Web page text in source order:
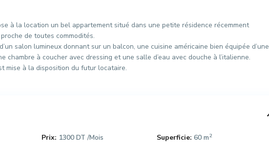
à la location un bel appartement situé dans une petite résidence récemment
de toutes commodités.
salon lumineux donnant sur un balcon, une cuisine américaine bien équipée d’une
chambre à coucher avec dressing et une salle d’eau avec douche à l’italienne.
mise à la disposition du futur locataire.
Prix: 1300 DT /Mois Superficie: 60 m2